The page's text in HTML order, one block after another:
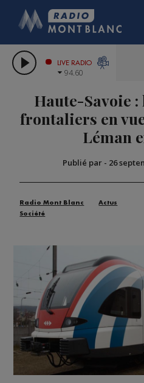
LES
CITIZEN
GRAND MASSIF
COMPAGNIE
LIVE RADIO
94.60
Haute-Savoie
frontaliers en
Léman
Publié par - 26
Radio Mont Blanc
Actus
Société